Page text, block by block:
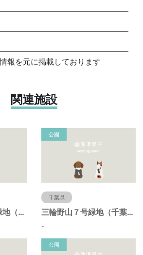
報を元に掲載しております
関連施設
三輪野山７－２号緑地（千葉県流山市）
公園
千葉県
三輪野山７号緑地（千葉県流山市）
-
公園